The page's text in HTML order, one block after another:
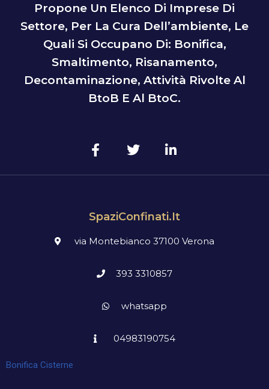
Propone Un Elenco Di Imprese Di
Settore, Per La Cura Dell’ambiente, Le
Quali Si Occupano Di: Bonifica,
Smaltimento, Risanamento,
Decontaminazione, Attività Rivolte Al
BtoB E Al BtoC.
SpaziConfinati.it
via Montebianco 37100 Verona
393 3310857
whatsapp
04983190754
Bonifica Cisterne